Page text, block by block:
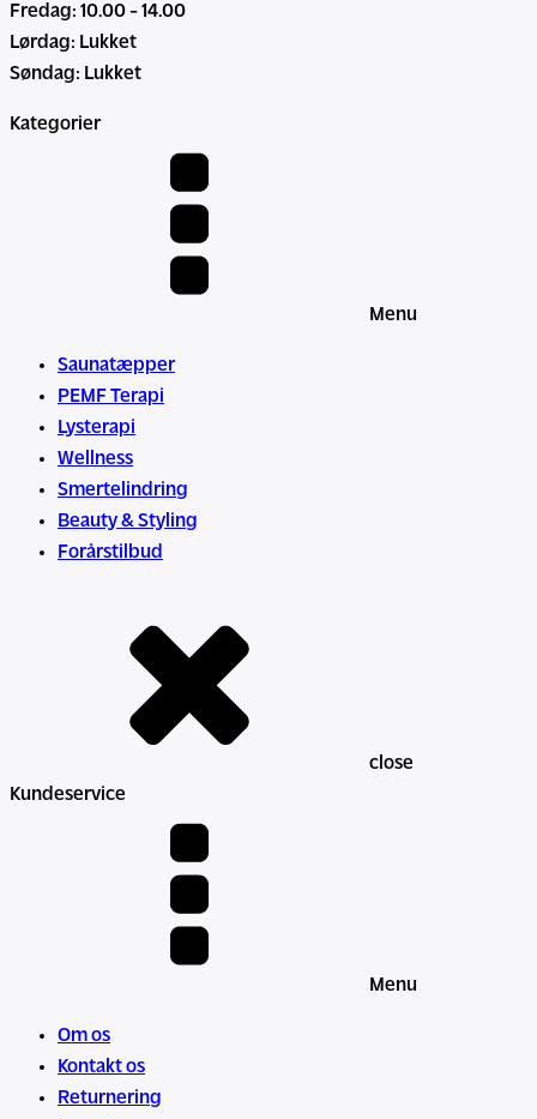
Fredag: 10.00 - 14.00
Lørdag: Lukket
Søndag: Lukket
Kategorier
Menu
Saunatæpper
PEMF Terapi
Lysterapi
Wellness
Smertelindring
Beauty & Styling
Forårstilbud
close
Kundeservice
Menu
Om os
Kontakt os
Returnering